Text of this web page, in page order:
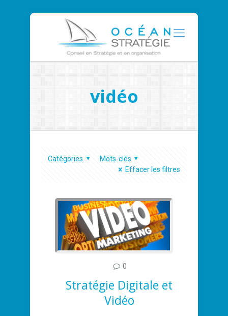
vidéo
Catégories
Mots-clés
Effacer les filtres
0
Stratégie Digitale et
Vidéo